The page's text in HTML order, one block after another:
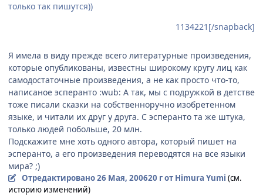
только так пишутся))
1134221[/snapback]
Я имела в виду прежде всего литературные произведения,
которые опубликованы, известны широкому кругу лиц как
самодостаточные произведения, а не как просто что-то,
написаное эсперанто :wub: А так, мы с подружкой в детстве
тоже писали сказки на собственноручно изобретенном
языке, и читали их друг у друга. С эсперанто та же штука,
только людей побольше, 20 млн.
Подскажите мне хоть одного автора, который пишет на
эсперанто, а его произведения переводятся на все языки
мира? ;)
Отредактировано26 Мая, 200620 гот Himura Yumi (см.
историю изменений)